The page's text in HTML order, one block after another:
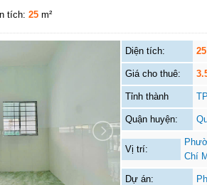
tích: 25 m²
Diện tích: 25
Giá cho thuê:
Tỉnh thành
Quận huyện:
Vị trí:
Chí
Dự án: